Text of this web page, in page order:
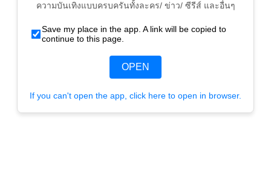
ความบันเทิงแบบครบครันทั้งละคร/ ข่าว/ ซีรีส์ และอื่นๆ
Save my place in the app. A link will be copied to
continue to this page.
OPEN
If you can't open the app, click here to open in browser.